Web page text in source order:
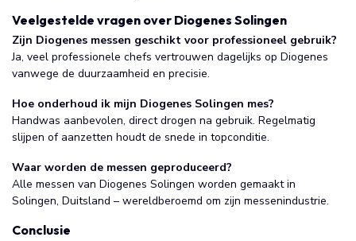
Veelgestelde vragen over Diogenes Solingen
Zijn Diogenes messen geschikt voor professioneel gebruik?
Ja, veel professionele chefs vertrouwen dagelijks op Diogenes
vanwege de duurzaamheid en precisie.
Hoe onderhoud ik mijn Diogenes Solingen mes?
Handwas aanbevolen, direct drogen na gebruik. Regelmatig
slijpen of aanzetten houdt de snede in topconditie.
Waar worden de messen geproduceerd?
Alle messen van Diogenes Solingen worden gemaakt in
Solingen, Duitsland – wereldberoemd om zijn messenindustrie.
Conclusie